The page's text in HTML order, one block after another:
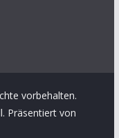
vorbehalten.
Präsentiert von